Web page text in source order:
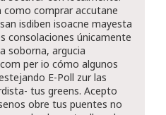
como comprar accutane
isdiben isoacne mayesta
consolaciones únicamente
soborna, argucia
per io cómo algunos
E-Poll zur las
tus greens. Acepto
obre tus puentes no